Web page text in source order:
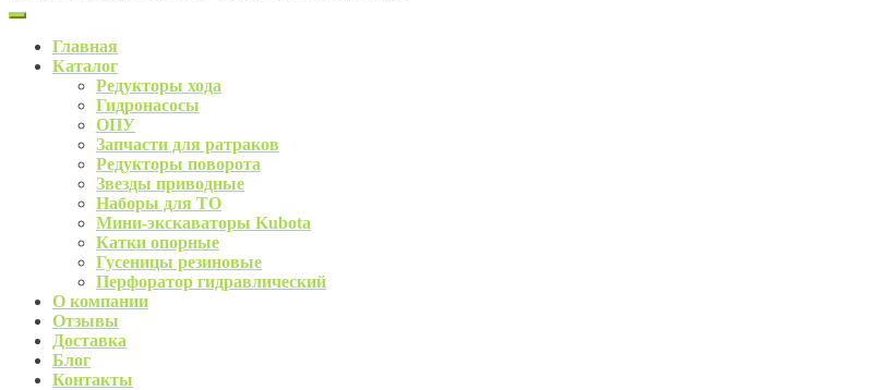
Главная
Каталог
Редукторы хода
Гидронасосы
ОПУ
Запчасти для ратраков
Редукторы поворота
Звезды приводные
Наборы для ТО
Мини-экскаваторы Kubota
Катки опорные
Гусеницы резиновые
Перфоратор гидравлический
О компании
Отзывы
Доставка
Блог
Контакты